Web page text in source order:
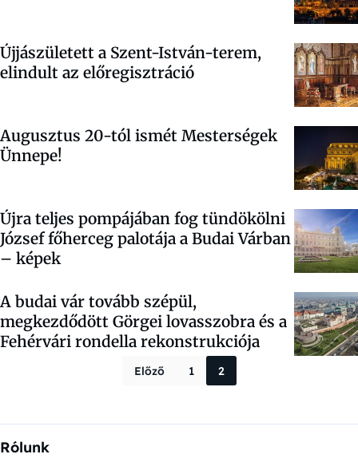
Újjászületett a Szent-István-terem,
elindult az előregisztráció
Augusztus 20-tól ismét Mesterségek
Ünnepe!
Újra teljes pompájában fog tündökölni
József főherceg palotája a Budai Várban
– képek
A budai vár tovább szépül,
megkezdődött Görgei lovasszobra és a
Fehérvári rondella rekonstrukciója
Bejegyzések
Előző 1 2
Rólunk